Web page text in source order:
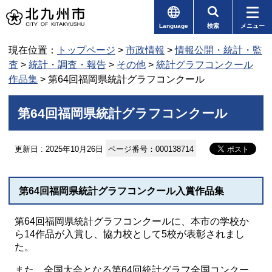
Language 検索 メニュー
現在位置： トップページ > 市政情報 >情報公開・統計・監
査 > 統計・調査・報告 > その他 > 統計グラフコンクール
作品集 > 第64回福岡県統計グラフコンクール
第64回福岡県統計グラフコンクール
更新日 : 2025年10月26日 ページ番号：000138714
第64回福岡県統計グラフコンクール入賞作品集
第64回福岡県統計グラフコンクールに、本市の学校か
ら14作品が入賞し、協力校として5校が表彰されまし
た。
また、全国大会となる第64回統計グラフ全国コンクー